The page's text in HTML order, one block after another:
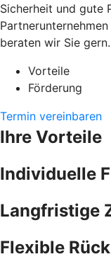
Sicherheit und gute
beraten wir Sie gern.
Vorteile
Förderung
Termin vereinbaren
Ihre Vorteile
Individuelle
Langfristige
Flexible